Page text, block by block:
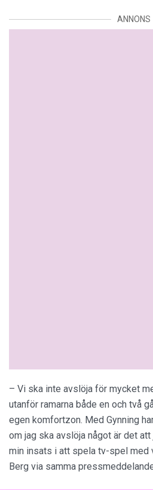
ANNONS
– Vi ska inte avslöja för mycket
utanför ramarna både en och två
egen komfortzon. Med Gynning
om jag ska avslöja något är det
min insats i att spela tv-spel med
Berg via samma